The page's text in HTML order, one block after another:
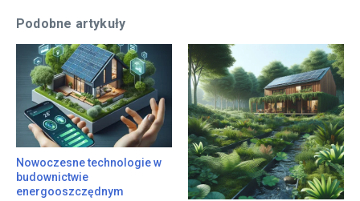
Podobne artykuły
Nowoczesne technologie w
budownictwie
energooszczędnym